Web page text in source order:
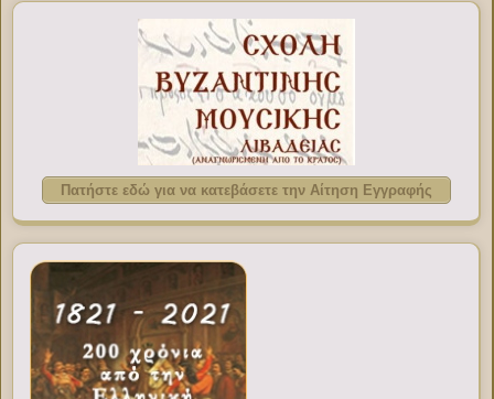
Πατήστε εδώ για να κατεβάσετε την Αίτηση Εγγραφής